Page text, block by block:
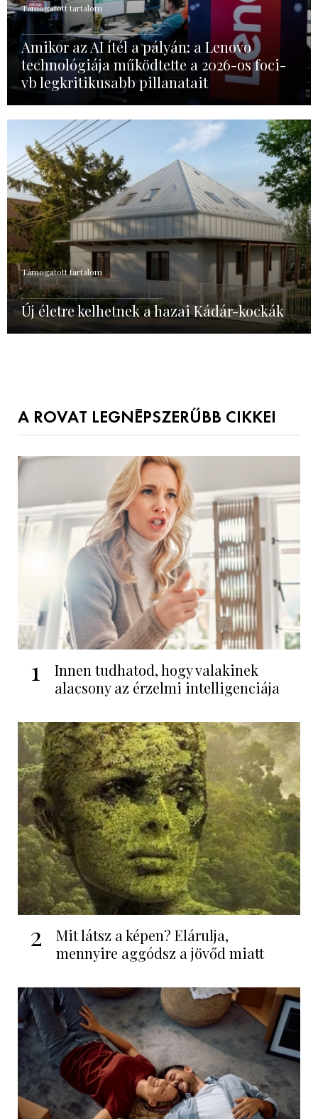
Támogatott tartalom
Amikor az AI ítél a pályán: a Lenovo
technológiája működtette a 2026-os foci-
vb legkritikusabb pillanatait
Támogatott tartalom
Új életre kelhetnek a hazai Kádár-kockák
A ROVAT LEGNÉPSZERŰBB CIKKEI
1
Innen tudhatod, hogy valakinek
alacsony az érzelmi intelligenciája
2
Mit látsz a képen? Elárulja,
mennyire aggódsz a jövőd miatt